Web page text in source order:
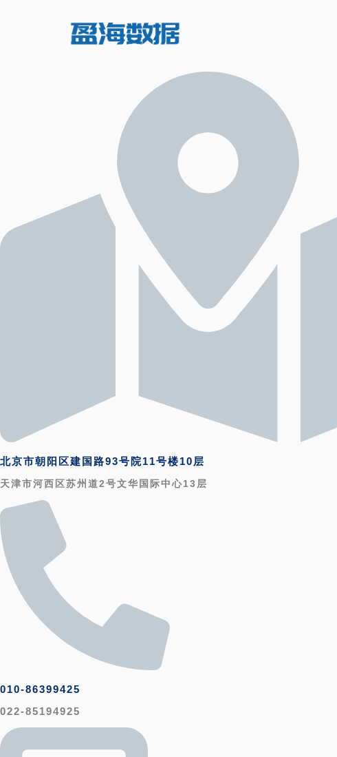
北京市朝阳区建国路93号院11号楼10层
天津市河西区苏州道2号文华国际中心13层
010-86399425
022-85194925